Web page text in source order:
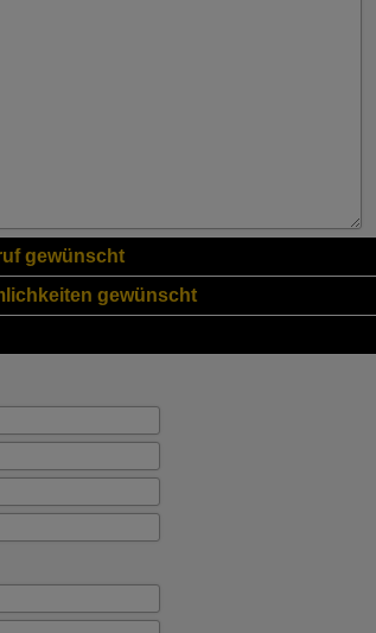
gewünscht
gewünscht